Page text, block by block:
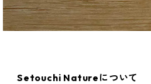
Setouchi Natureについて